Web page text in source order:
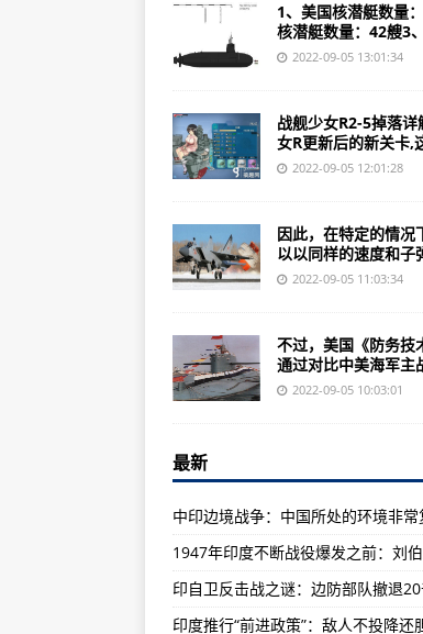
中国歼10C全面压制苏
美媒：中国095核潜艇
泰兴市残联党组书记
机动新世纪高达x 动漫
美媒：中国海军对西
心神隐身战机为何XF5-
演习持续6周多家国际
美军计划2023年退役
中国军工行业的基本
印度公布世界最致命
德国队20年间遭重创(
“黑猩猩操纵无人机”视
1、美国核潜艇数量
核潜艇数量：42艘3
2022-09-05 13:01:34
战舰少女R2-5掉落
女R更新后的新关卡,
2022-09-05 12:01:28
因此，在特定的情况
以以同样的速度和子
2022-09-05 11:03:34
不过，美国《防务技
通过对比中美海军主
2022-09-05 10:03:01
最新
中印边境战争：中国所处的环境非常
印自卫反击战之谜：边防部队撤退
印度推行“前进政策”：敌人不投降还